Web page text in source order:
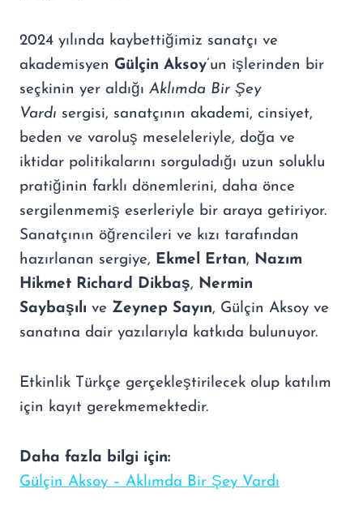
2024 yılında kaybettiğimiz sanatçı ve
akademisyen Gülçin Aksoy’un işlerinden bir
seçkinin yer aldığı Aklımda Bir Şey
Vardı sergisi, sanatçının akademi, cinsiyet,
beden ve varoluş meseleleriyle, doğa ve
iktidar politikalarını sorguladığı uzun soluklu
pratiğinin farklı dönemlerini, daha önce
sergilenmemiş eserleriyle bir araya getiriyor.
Sanatçının öğrencileri ve kızı tarafından
hazırlanan sergiye, Ekmel Ertan, Nazım
Hikmet Richard Dikbaş, Nermin
Saybaşılı ve Zeynep Sayın, Gülçin Aksoy ve
sanatına dair yazılarıyla katkıda bulunuyor.
Etkinlik Türkçe gerçekleştirilecek olup katılım
için kayıt gerekmemektedir.
Daha fazla bilgi için:
Gülçin Aksoy – Aklımda Bir Şey Vardı